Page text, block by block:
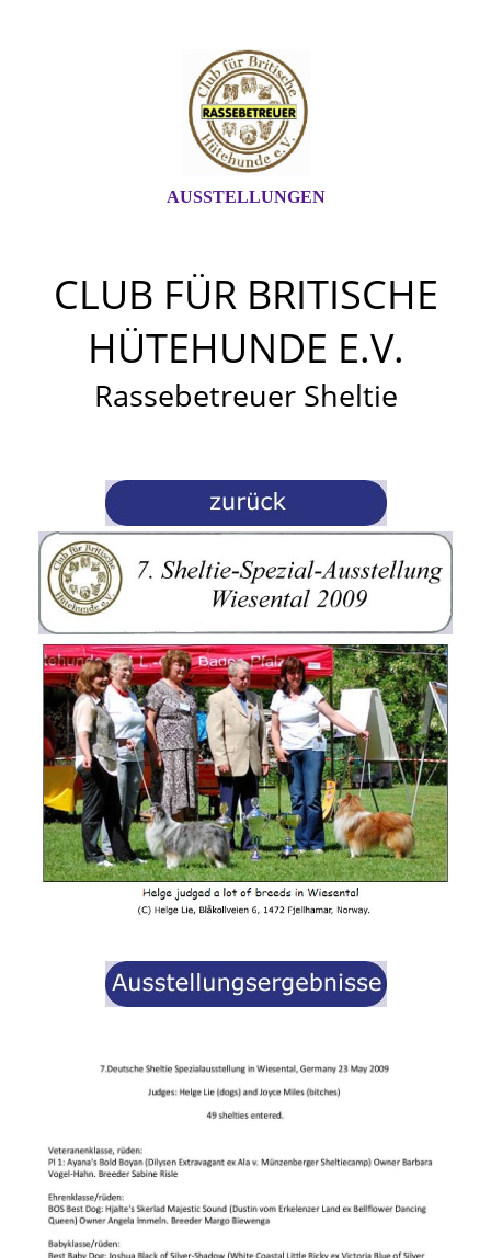
AUSSTELLUNGEN
CLUB FÜR BRITISCHE
HÜTEHUNDE E.V.
Rassebetreuer Sheltie